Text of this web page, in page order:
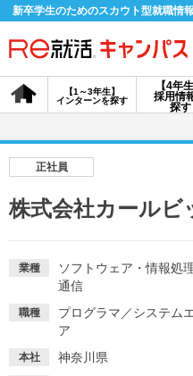
新卒学生のためのスカウト型就職情
【4年生
採用情
探す
【1～3年生】
インターンを探す
会員登録
採用情報を探す
説明
イベントを探す
正社員
株式会社カールビ
業種 ソフトウェア・情報処
通信
職種 プログラマ ／システム
ア
本社 神奈川県